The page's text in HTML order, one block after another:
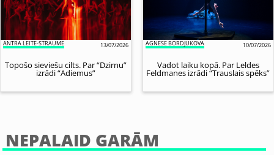
ANTRA LEITE-STRAUME 13/07/2026
Topošo sieviešu cilts. Par “Dzirnu”
izrādi “Adiemus”
AGNESE BORDJUKOVA 10/07/2026
Vadot laiku kopā. Par Leldes
Feldmanes izrādi “Trauslais spēks”
NEPALAID GARĀM